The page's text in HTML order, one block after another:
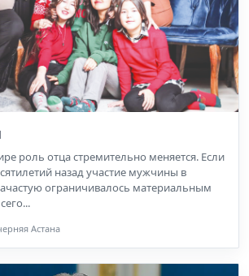
роль отца стремительно меняется. Если
назад участие мужчины в
ограничивалось материальным
Астана